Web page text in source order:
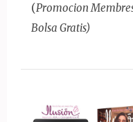
(Promocion
Bolsa Gratis)